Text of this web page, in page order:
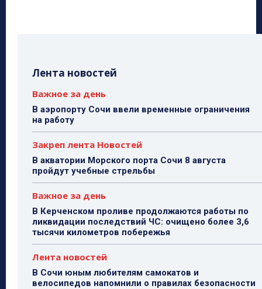
Лента новостей
Важное за день
В аэропорту Сочи ввели временные ограничения
на работу
Закреп лента Новостей
В акватории Морского порта Сочи 8 августа
пройдут учебные стрельбы
Важное за день
В Керченском проливе продолжаются работы по
ликвидации последствий ЧС: очищено более 3,6
тысячи километров побережья
Лента новостей
В Сочи юным любителям самокатов и
велосипедов напомнили о правилах безопасности